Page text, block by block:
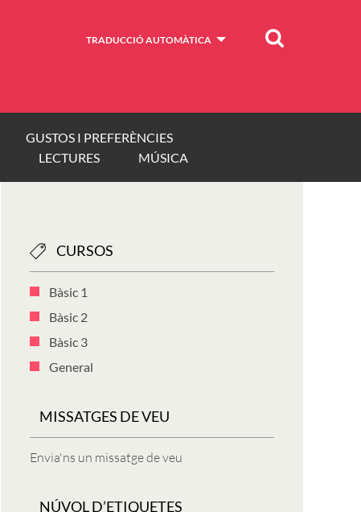
TRADUCCIÓ AUTOMÀTICA Cercar
GUSTOS I PREFERÈNCIES
LECTURES MÚSICA
CURSOS
Bàsic 1
Bàsic 2
Bàsic 3
General
MISSATGES DE VEU
Envia'ns un missatge de veu
NÚVOL D’ETIQUETES